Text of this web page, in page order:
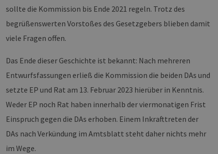
sollte die Kommission bis Ende 2021 regeln. Trotz des
begrüßenswerten Vorstoßes des Gesetzgebers blieben damit
viele Fragen offen.
Das Ende dieser Geschichte ist bekannt: Nach mehreren
Entwurfsfassungen erließ die Kommission die beiden DAs und
setzte EP und Rat am 13. Februar 2023 hierüber in Kenntnis.
Weder EP noch Rat haben innerhalb der viermonatigen Frist
Einspruch gegen die DAs erhoben. Einem Inkrafttreten der
DAs nach Verkündung im Amtsblatt steht daher nichts mehr
im Wege.